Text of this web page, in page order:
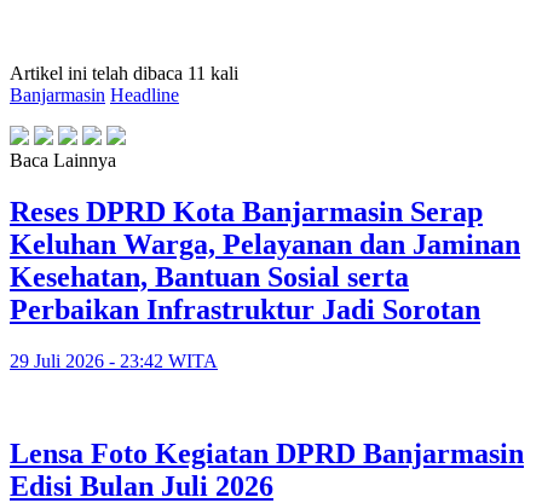
Artikel ini telah dibaca 11 kali
Banjarmasin Headline
Baca Lainnya
Reses DPRD Kota Banjarmasin Serap
Keluhan Warga, Pelayanan dan Jaminan
Kesehatan, Bantuan Sosial serta
Perbaikan Infrastruktur Jadi Sorotan
29 Juli 2026 - 23:42 WITA
Lensa Foto Kegiatan DPRD Banjarmasin
Edisi Bulan Juli 2026